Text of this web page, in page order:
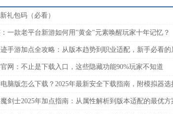
礼包码（必看）
一款老平台新游如何用"黄金"元素唤醒玩家十年记忆？
手游加点全攻略：从版本趋势到职业适配，新手必看
网：不止是下载入口，这些隐藏功能90%玩家不知道
脑版怎么下载？2025年最新安全下载指南，附模拟器选
剑士2025年加点指南：从属性解析到版本适配的最优方